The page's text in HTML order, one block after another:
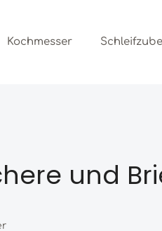
Kochmesser
und